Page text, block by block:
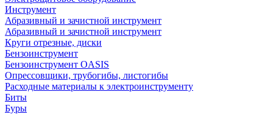
Инструмент
Абразивный и зачистной инструмент
Абразивный и зачистной инструмент
Круги отрезные, диски
Бензоинструмент
Бензоинструмент OASIS
Опрессовщики, трубогибы, листогибы
Расходные материалы к электроинструменту
Биты
Буры